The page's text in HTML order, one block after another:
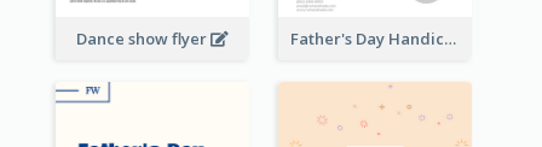
Dance show flyer Father's Day Handicrafts Workshop Flyer